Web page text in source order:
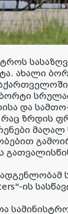
ახალი
ბორტი
და
ზრდის
მაღალ
ის